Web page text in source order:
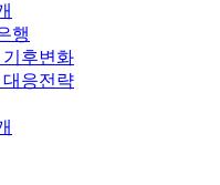
행
후변화
응전략